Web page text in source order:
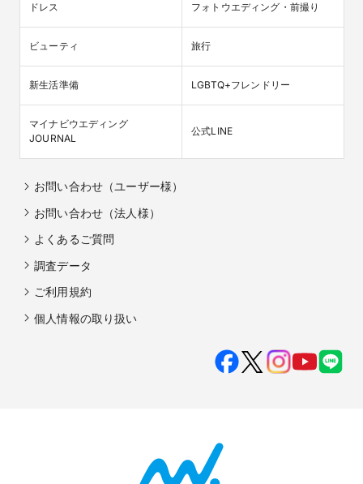
ドレス フォトウエディング・前撮り
ビューティ 旅行
新生活準備 LGBTQ+フレンドリー
マイナビウエディング
JOURNAL
公式LINE
お問い合わせ（ユーザー様）
お問い合わせ（法人様）
よくあるご質問
調査データ
ご利用規約
個人情報の取り扱い